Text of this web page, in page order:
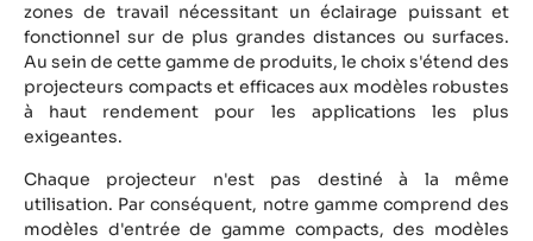
zones de travail nécessitant un éclairage puissant et
fonctionnel sur de plus grandes distances ou surfaces.
Au sein de cette gamme de produits, le choix s'étend des
projecteurs compacts et efficaces aux modèles robustes
à haut rendement pour les applications les plus
exigeantes.
Chaque projecteur n'est pas destiné à la même
utilisation. Par conséquent, notre gamme comprend des
modèles d'entrée de gamme compacts, des modèles